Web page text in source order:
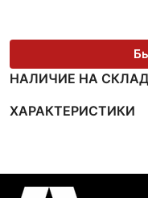
НАЛИЧИЕ НА
ХАРАКТЕРИСТИКИ